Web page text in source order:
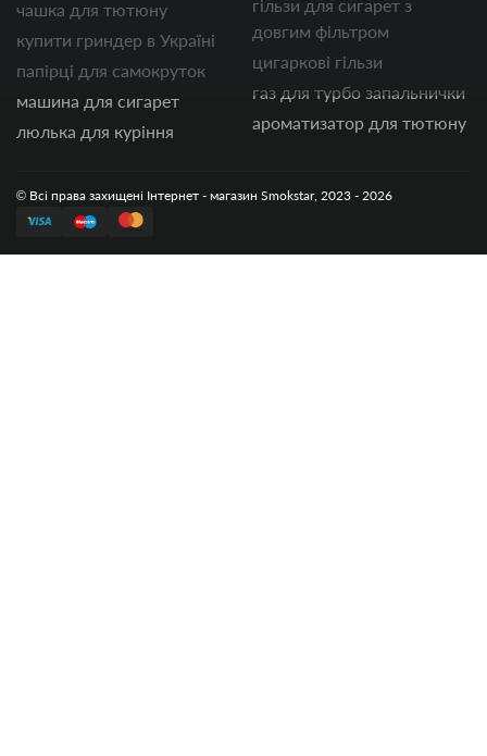
чашка для тютюну
купити гриндер в Україні
папірці для самокруток
машина для сигарет
люлька для куріння
гільзи для сигарет з
довгим фільтром
цигаркові гільзи
газ для турбо запальнички
ароматизатор для тютюну
© Всі права захищені Інтернет - магазин Smokstar, 2023 - 2026